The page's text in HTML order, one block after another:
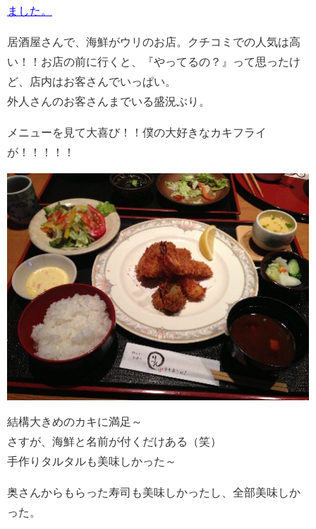
ました。
居酒屋さんで、海鮮がウリのお店。クチコミでの人気は高
い！！お店の前に行くと、『やってるの？』って思ったけ
ど、店内はお客さんでいっぱい。
外人さんのお客さんまでいる盛況ぶり。
メニューを見て大喜び！！僕の大好きなカキフライ
が！！！！！
結構大きめのカキに満足～
さすが、海鮮と名前が付くだけある（笑）
手作りタルタルも美味しかった～
奥さんからもらった寿司も美味しかったし、全部美味しか
った。